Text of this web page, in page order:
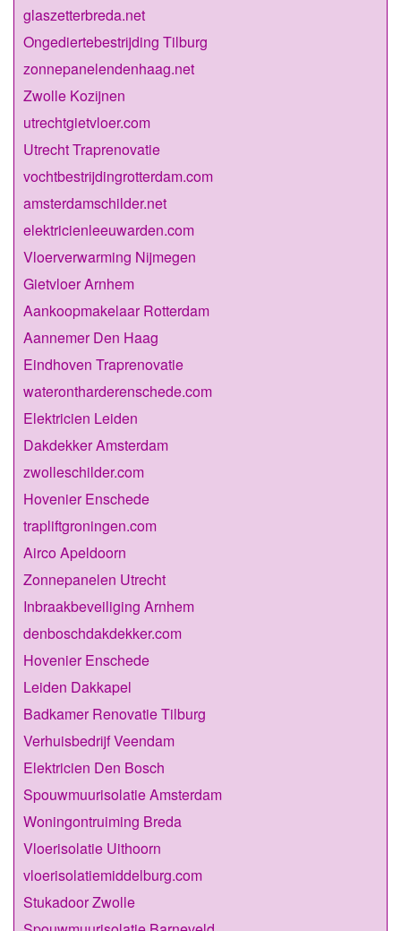
glaszetterbreda.net
Ongediertebestrijding Tilburg
zonnepanelendenhaag.net
Zwolle Kozijnen
utrechtgietvloer.com
Utrecht Traprenovatie
vochtbestrijdingrotterdam.com
amsterdamschilder.net
elektricienleeuwarden.com
Vloerverwarming Nijmegen
Gietvloer Arnhem
Aankoopmakelaar Rotterdam
Aannemer Den Haag
Eindhoven Traprenovatie
waterontharderenschede.com
Elektricien Leiden
Dakdekker Amsterdam
zwolleschilder.com
Hovenier Enschede
trapliftgroningen.com
Airco Apeldoorn
Zonnepanelen Utrecht
Inbraakbeveiliging Arnhem
denboschdakdekker.com
Hovenier Enschede
Leiden Dakkapel
Badkamer Renovatie Tilburg
Verhuisbedrijf Veendam
Elektricien Den Bosch
Spouwmuurisolatie Amsterdam
Woningontruiming Breda
Vloerisolatie Uithoorn
vloerisolatiemiddelburg.com
Stukadoor Zwolle